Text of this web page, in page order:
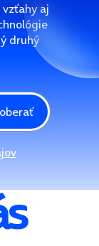
vzťahy aj
druhý